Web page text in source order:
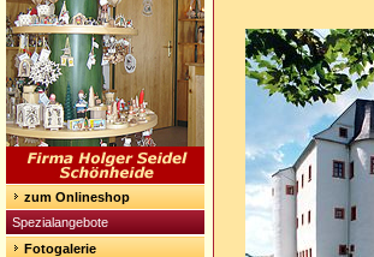
zum Onlineshop
Spezialangebote
Fotogalerie